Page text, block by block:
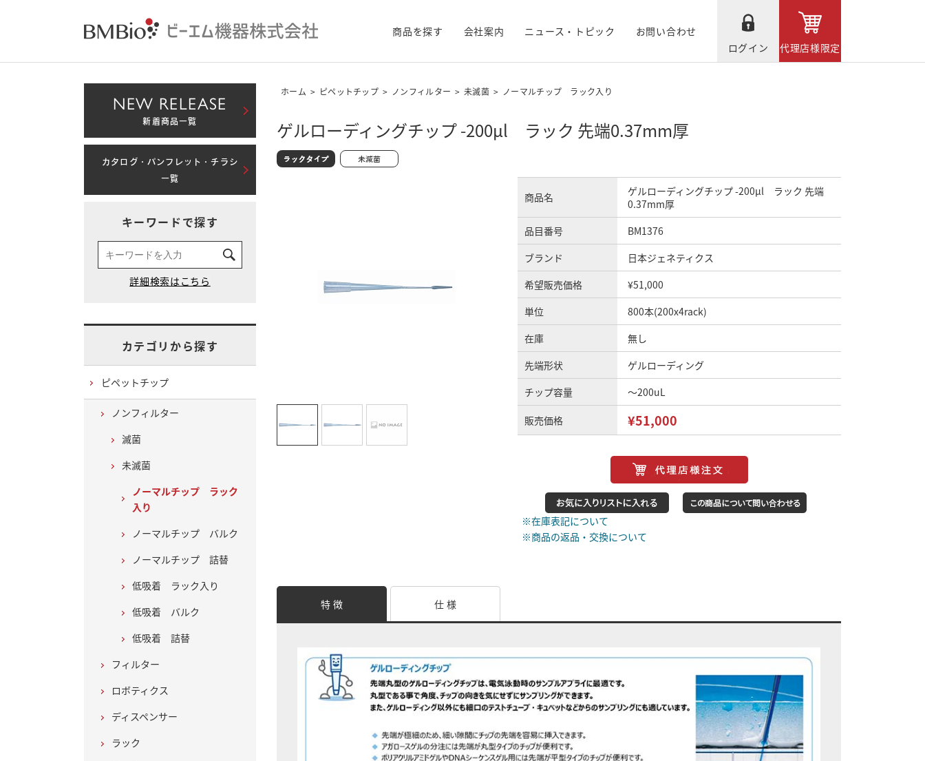
商品を探す 会社案内 ニュース・トピック
お問い合わせ
ログイン
代理店様限定
ホーム > ピペットチップ > ノンフィルター > 未滅菌 > ノーマルチップ ラック入り
ゲルローディングチップ -200μl ラック 先端0.37mm厚
商品名
ゲルローディングチップ -200μl ラック 先端
0.37mm厚
品目番号
BM1376
ブランド
日本ジェネティクス
希望販売価格
¥51,000
単位
800本(200x4rack)
在庫
無し
先端形状
ゲルローディング
チップ容量
～200uL
販売価格 ¥51,000
※在庫表記について
※商品の返品・交換について
特 徴 仕 様
NEW RELEASE
新着商品一覧
カタログ・パンフレット・チラシ
一覧
キーワードで探す
カテゴリから探す
ピペットチップ
ノンフィルター
滅菌
未滅菌
ノーマルチップ ラック
入り
ノーマルチップ バルク
ノーマルチップ 詰替
低吸着 ラック入り
低吸着 バルク
低吸着 詰替
フィルター
ロボティクス
ディスペンサー
ラック